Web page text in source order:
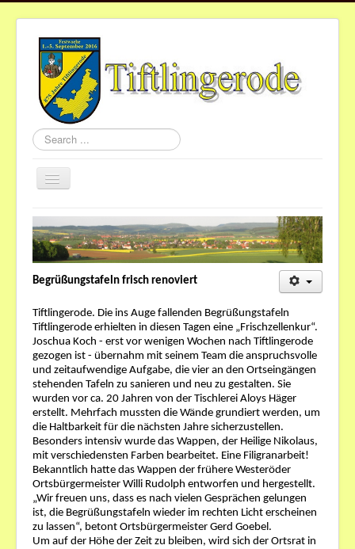
Search
...
Toggle
Navigation
Home
Aktuelles
Gemeinde
St.Nikolaus
Termine
Bilder
Veranstaltungen
Begrüßungstafeln frisch renoviert
Tiftlingerode. Die ins Auge fallenden Begrüßungstafeln
Tiftlingerode erhielten in diesen Tagen eine „Frischzellenkur“.
Joschua Koch - erst vor wenigen Wochen nach Tiftlingerode
gezogen ist - übernahm mit seinem Team die anspruchsvolle
und zeitaufwendige Aufgabe, die vier an den Ortseingängen
stehenden Tafeln zu sanieren und neu zu gestalten. Sie
wurden vor ca. 20 Jahren von der Tischlerei Aloys Häger
erstellt. Mehrfach mussten die Wände grundiert werden, um
die Haltbarkeit für die nächsten Jahre sicherzustellen.
Besonders intensiv wurde das Wappen, der Heilige Nikolaus,
mit verschiedensten Farben bearbeitet. Eine Filigranarbeit!
Bekanntlich hatte das Wappen der frühere Westeröder
Ortsbürgermeister Willi Rudolph entworfen und hergestellt.
„Wir freuen uns, dass es nach vielen Gesprächen gelungen
ist, die Begrüßungstafeln wieder im rechten Licht erscheinen
zu lassen“, betont Ortsbürgermeister Gerd Goebel.
Um auf der Höhe der Zeit zu bleiben, wird sich der Ortsrat in